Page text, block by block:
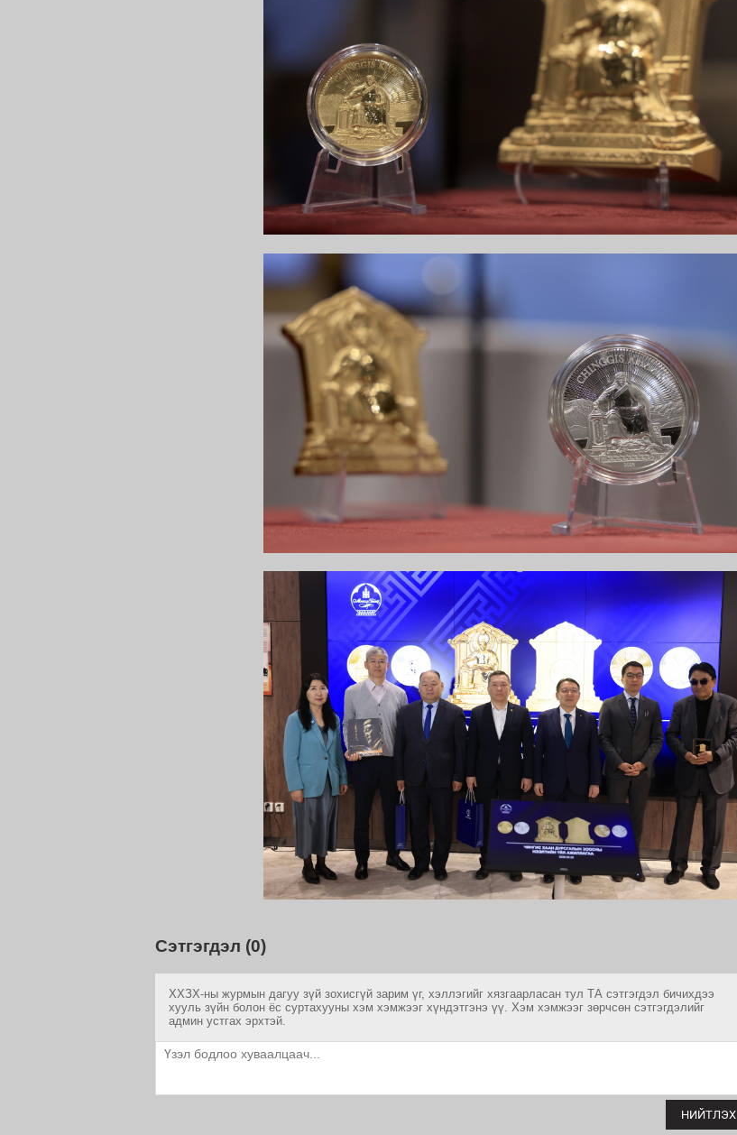
Сэтгэгдэл (0)
ХХЗХ-ны журмын дагуу зүй зохисгүй зарим үг, хэллэгийг хязгаарласан тул ТА сэтгэгдэл бичихдээ
хууль зүйн болон ёс суртахууны хэм хэмжээг хүндэтгэнэ үү. Хэм хэмжээг зөрчсөн сэтгэгдэлийг
админ устгах эрхтэй.
НИЙТЛЭХ